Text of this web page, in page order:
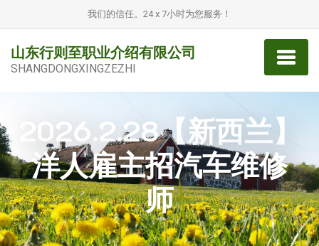
我们的信任。24 x 7小时为您服务！
山东行则至职业介绍有限公司
SHANGDONGXINGZEZHI
2026.2.28【新西兰】
洋人雇主招汽车维修
师